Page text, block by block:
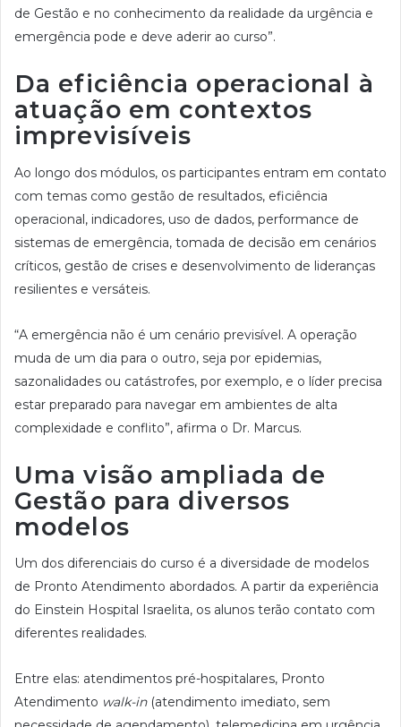
de Gestão e no conhecimento da realidade da urgência e
emergência pode e deve aderir ao curso”.
Da eficiência operacional à
atuação em contextos
imprevisíveis
Ao longo dos módulos, os participantes entram em contato
com temas como gestão de resultados, eficiência
operacional, indicadores, uso de dados, performance de
sistemas de emergência, tomada de decisão em cenários
críticos, gestão de crises e desenvolvimento de lideranças
resilientes e versáteis.
“A emergência não é um cenário previsível. A operação
muda de um dia para o outro, seja por epidemias,
sazonalidades ou catástrofes, por exemplo, e o líder precisa
estar preparado para navegar em ambientes de alta
complexidade e conflito”, afirma o Dr. Marcus.
Uma visão ampliada de
Gestão para diversos
modelos
Um dos diferenciais do curso é a diversidade de modelos
de Pronto Atendimento abordados. A partir da experiência
do Einstein Hospital Israelita, os alunos terão contato com
diferentes realidades.
Entre elas: atendimentos pré-hospitalares, Pronto
Atendimento walk-in(atendimento imediato, sem